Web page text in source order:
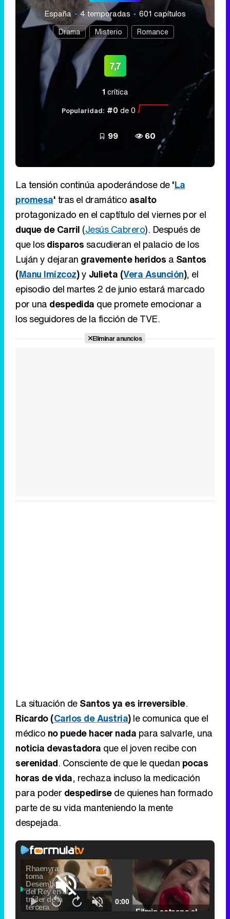
España 4 temporadas 601 capítulos
Drama Misterio Romance
7,7
1 crítica
Popularidad: #0 de 0
99 60
La tensión continúa apoderándose de'La
promesa'tras el dramático asalto
protagonizado en el captítulo del viernes por el
duque de Carril (Jesús Cabrero). Después de
que losdisparos sacudieran el palacio de los
Luján y dejaran gravemente heridos a Santos
(Manu Imízcoz)y Julieta (Vera Asunción), el
episodio del martes 2 de junio estará marcado
por una despedida que promete emocionar a
los seguidores de la ficción de TVE.
Eliminar anuncios
La situación deSantos ya es irreversible.
Ricardo (Carlos de Austria)le comunica que el
médico no puede hacer nada para salvarle, una
noticia devastadora que el joven recibe con
serenidad. Consciente de que le quedan pocas
horas de vida, rechaza incluso la medicación
para poder despedirsede quienes han formado
parte de su vida manteniendo la mente
despejada.
Video
Player
is
loading.
Pause
Seek
back
Seek
Unmute Current
0:00 / Duration
2:24
Loaded:
0.00%
Remaining
2:24
Picture-